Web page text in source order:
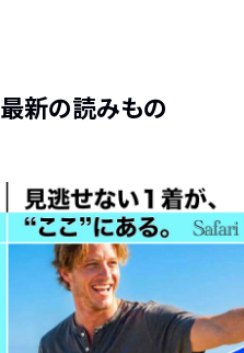
最新の読みもの